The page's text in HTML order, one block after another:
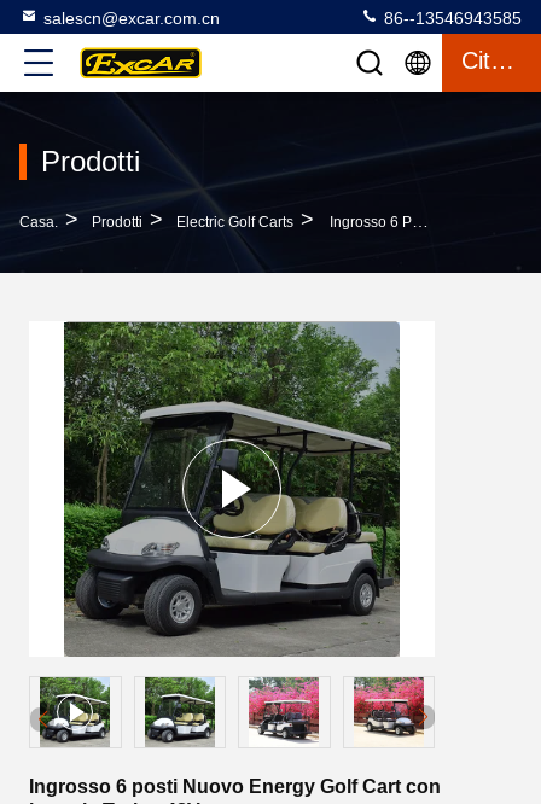
salescn@excar.com.cn 86--13546943585
Citazione
Prodotti
Casa. > Prodotti > Electric Golf Carts > Ingrosso 6 Posti Nuovo Energy Golf Cart Con Batteria Trojan 48V
Ingrosso 6 posti Nuovo Energy Golf Cart con